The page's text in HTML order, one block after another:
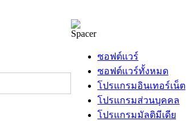
ซอฟต์แวร์
ซอฟต์แวร์ทั้งหมด
โปรแกรมอินเทอร์เน็ต
โปรแกรมส่วนบุคคล
โปรแกรมมัลติมีเดีย